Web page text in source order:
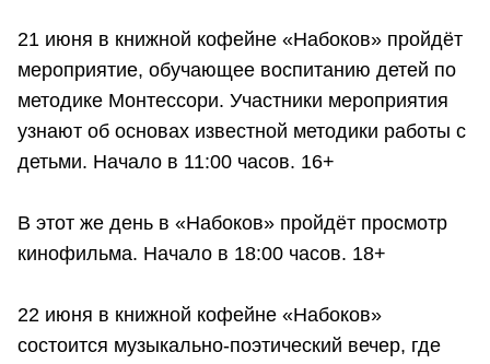
21 июня в книжной кофейне «Набоков» пройдёт
мероприятие, обучающее воспитанию детей по
методике Монтессори. Участники мероприятия
узнают об основах известной методики работы с
детьми. Начало в 11:00 часов. 16+
В этот же день в «Набоков» пройдёт просмотр
кинофильма. Начало в 18:00 часов. 18+
22 июня в книжной кофейне «Набоков»
состоится музыкально-поэтический вечер, где